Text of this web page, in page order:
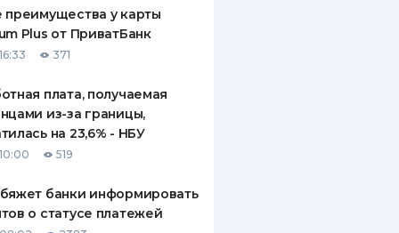
ВИНЬЕТКА
СОТРУДНИКОВ
ОТ
СЛУЧАЕВ
ПОЛИСЫ
ПУТЕВОДИТЕЛИ ПО
преимущества у карты
Plus от ПриватБанк
371
плата, получаемая
из-за границы,
на 23,6% - НБУ
519
банки информировать
о статусе платежей